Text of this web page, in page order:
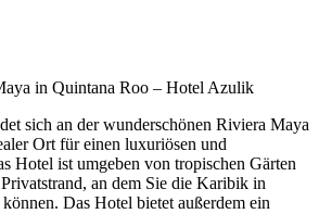
in Quintana Roo – Hotel Azulik
sich an der wunderschönen Riviera Maya
Ort für einen luxuriösen und
Hotel ist umgeben von tropischen Gärten
an dem Sie die Karibik in
Das Hotel bietet außerdem ein